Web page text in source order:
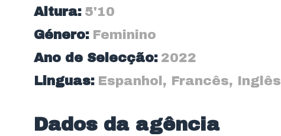
Altura: 5'10
Género: Feminino
Ano de Selecção: 2022
Linguas: Espanhol , Francês, Inglês
Dados da agência